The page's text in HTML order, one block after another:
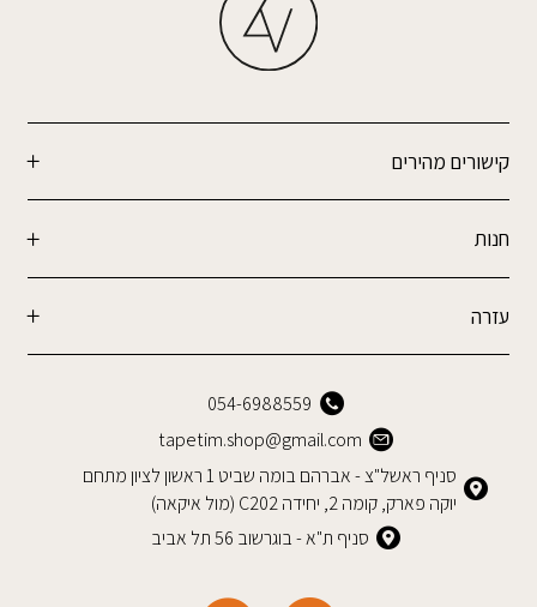
קישורים מהירים
חנות
עזרה
054-6988559
tapetim.shop@gmail.com
סניף ראשל"צ - אברהם בומה שביט 1 ראשון לציון מתחם
יוקה פארק, קומה 2, יחידה C202 (מול איקאה)
סניף ת"א - בוגרשוב 56 תל אביב